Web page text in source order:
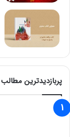
پربازدیدترین مطالب